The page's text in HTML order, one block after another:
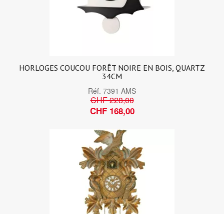
HORLOGES COUCOU FORÊT NOIRE EN BOIS, QUARTZ
34CM
Réf. 7391 AMS
CHF 228,00
CHF 168,00